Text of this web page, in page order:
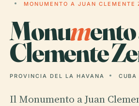
MONUMENTO A JUAN CLEMENTE
Monumento
Clemente
PROVINCIA DEL LA HAVANA CUBA
Il Monumento a Juan